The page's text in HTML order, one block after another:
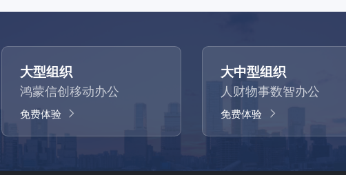
大型组织
鸿蒙信创移动办公
免费体验
大中型组织
人财物事数智办公
免费体验